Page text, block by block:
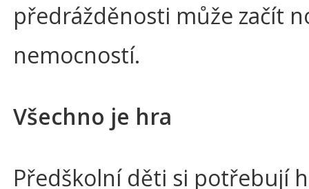
předrážděnosti může začít
nemocností.
Všechno je hra
Předškolní děti si potřebují